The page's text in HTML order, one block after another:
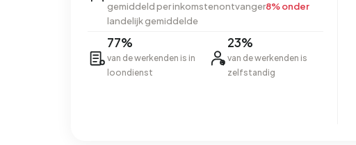
gemiddeld per inkomstenontvanger8% onder
landelijk gemiddelde
77%
van de werkenden is in
loondienst
23%
van de werkenden is
zelfstandig